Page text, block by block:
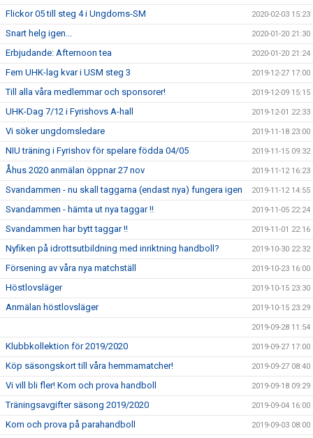
Flickor 05 till steg 4 i Ungdoms-SM 2020-02-03 15:23
Snart helg igen... 2020-01-20 21:30
Erbjudande: Afternoon tea 2020-01-20 21:24
Fem UHK-lag kvar i USM steg 3 2019-12-27 17:00
Till alla våra medlemmar och sponsorer! 2019-12-09 15:15
UHK-Dag 7/12 i Fyrishovs A-hall 2019-12-01 22:33
Vi söker ungdomsledare 2019-11-18 23:00
NIU träning i Fyrishov för spelare födda 04/05 2019-11-15 09:32
Åhus 2020 anmälan öppnar 27 nov 2019-11-12 16:23
Svandammen - nu skall taggarna (endast nya) fungera igen 2019-11-12 14:55
Svandammen - hämta ut nya taggar !! 2019-11-05 22:24
Svandammen har bytt taggar !! 2019-11-01 22:16
Nyfiken på idrottsutbildning med inriktning handboll? 2019-10-30 22:32
Försening av våra nya matchställ 2019-10-23 16:00
Höstlovsläger 2019-10-15 23:30
Anmälan höstlovsläger 2019-10-15 23:29
2019-09-28 11:54
Klubbkollektion för 2019/2020 2019-09-27 17:00
Köp säsongskort till våra hemmamatcher! 2019-09-27 08:40
Vi vill bli fler! Kom och prova handboll 2019-09-18 09:29
Träningsavgifter säsong 2019/2020 2019-09-04 16:00
Kom och prova på parahandboll 2019-09-03 08:00